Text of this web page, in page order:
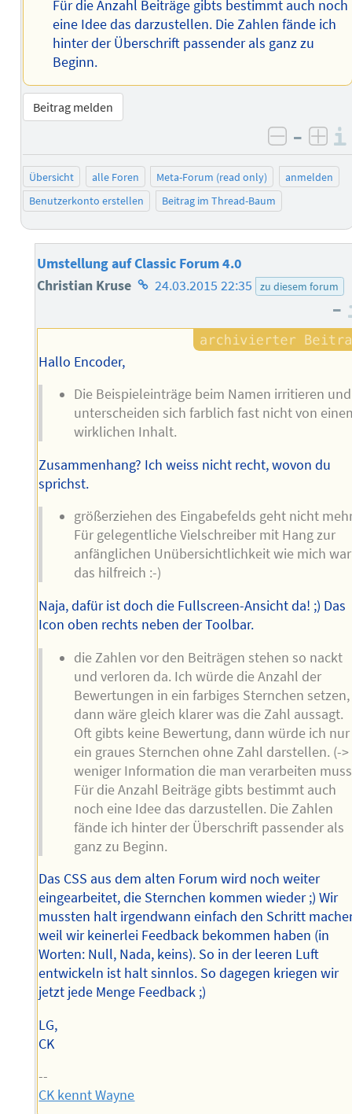
Für die Anzahl Beiträge gibts bestimmt auch noch
eine Idee das darzustellen. Die Zahlen fände ich
hinter der Überschrift passender als ganz zu
Beginn.
Beitrag melden
negativ
–
Übersicht alle Foren Meta-Forum (read only)
anmelden
Benutzerkonto erstellen
Beitrag im Thread-Baum
Umstellung auf Classic Forum 4.0
Christian Kruse Homepage
Autors
24.03.2015 22:35 zu diesem forum
–
Hallo Encoder,
Die Beispieleinträge beim Namen irritieren und
unterscheiden sich farblich fast nicht von
wirklichen Inhalt.
Zusammenhang? Ich weiss nicht recht, wovon du
sprichst.
größerziehen des Eingabefelds geht nicht
Für gelegentliche Vielschreiber mit Hang zur
anfänglichen Unübersichtlichkeit wie mich war
das hilfreich :-)
Naja, dafür ist doch die Fullscreen-Ansicht da! ;) Das
Icon oben rechts neben der Toolbar.
die Zahlen vor den Beiträgen stehen so nackt
und verloren da. Ich würde die Anzahl der
Bewertungen in ein farbiges Sternchen setzen,
dann wäre gleich klarer was die Zahl aussagt.
Oft gibts keine Bewertung, dann würde ich nur
ein graues Sternchen ohne Zahl darstellen. (->
weniger Information die man verarbeiten
Für die Anzahl Beiträge gibts bestimmt auch
noch eine Idee das darzustellen. Die Zahlen
fände ich hinter der Überschrift passender als
ganz zu Beginn.
Das CSS aus dem alten Forum wird noch weiter
eingearbeitet, die Sternchen kommen wieder ;) Wir
mussten halt irgendwann einfach den Schritt
weil wir keinerlei Feedback bekommen haben (in
Worten: Null, Nada, keins). So in der leeren Luft
entwickeln ist halt sinnlos. So dagegen kriegen wir
jetzt jede Menge Feedback ;)
LG,
CK
--
CK kennt Wayne